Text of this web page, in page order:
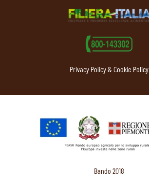
Privacy Policy & Cookie Policy
Bando 2018